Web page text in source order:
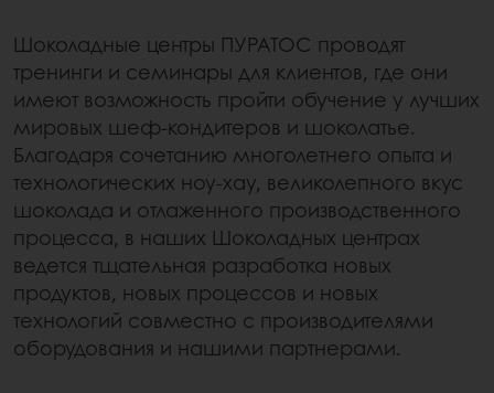
Шоколадные центры ПУРАТОС проводят
тренинги и семинары для клиентов, где они
имеют возможность пройти обучение у лучших
мировых шеф-кондитеров и шоколатье.
Благодаря сочетанию многолетнего опыта и
технологических ноу-хау, великолепного вкус
шоколада и отлаженного производственного
процесса, в наших Шоколадных центрах
ведется тщательная разработка новых
продуктов, новых процессов и новых
технологий совместно с производителями
оборудования и нашими партнерами.